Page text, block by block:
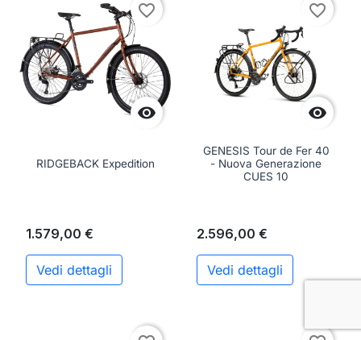

favorite_border
RIDGEBACK Expedition
1.579,00 €
Vedi dettagli

favorite_border
GENESIS Tour de Fer 40
- Nuova Generazione
CUES 10
2.596,00 €
Vedi dettagli